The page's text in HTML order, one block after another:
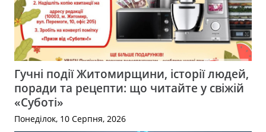
Гучні події Житомирщини, історії людей,
поради та рецепти: що читайте у свіжій
«Суботі»
Понеділок, 10 Серпня, 2026